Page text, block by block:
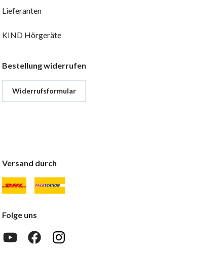
Lieferanten
KIND Hörgeräte
Bestellung widerrufen
Widerrufsformular
Versand durch
Folge uns